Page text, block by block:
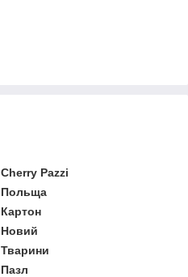
Cherry Pazzi
Польща
Картон
Новий
Тварини
Пазл